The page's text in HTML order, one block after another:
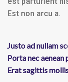
Est non arcu a.
Justo ad nullam
Porta nec aenean
Erat sagittis